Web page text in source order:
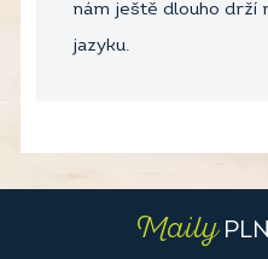
nám ještě dlouho drží
jazyku.
Maily